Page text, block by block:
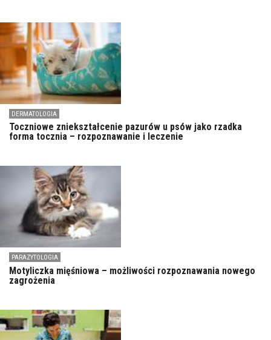
DERMATOLOGIA
Toczniowe zniekształcenie pazurów u psów jako rzadka
forma tocznia – rozpoznawanie i leczenie
PARAZYTOLOGIA
Motyliczka mięśniowa – możliwości rozpoznawania nowego
zagrożenia